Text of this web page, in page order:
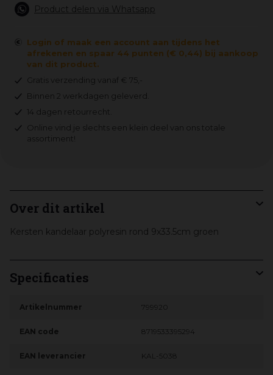
Product delen via Whatsapp
Login of maak een account aan tijdens het
afrekenen en spaar 44 punten (€ 0,44) bij aankoop
van dit product.
Gratis verzending vanaf € 75,-
Binnen 2 werkdagen geleverd.
14 dagen retourrecht.
Online vind je slechts een klein deel van ons totale
assortiment!
Over dit artikel
Kersten kandelaar polyresin rond 9x33.5cm groen
Specificaties
Artikelnummer 799920
EAN code 8719533395294
EAN leverancier KAL-5038